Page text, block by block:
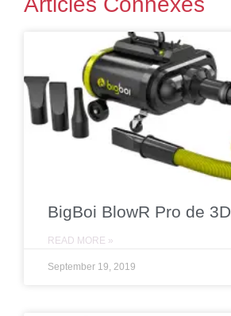
BigBoi BlowR Pro de 3D
READ MORE »
September 19, 2019